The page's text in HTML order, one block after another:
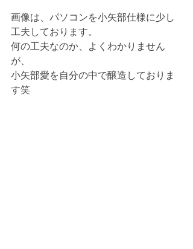
画像は、パソコンを小矢部仕様に少し
工夫しております。
何の工夫なのか、よくわかりません
が、
小矢部愛を自分の中で醸造しておりま
す笑